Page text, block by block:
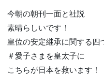
今朝の朝刊一面と社説
素晴らしいです！
皇位の安定継承に関する四
＃愛子さまを皇太子に
こちらが日本を救います！